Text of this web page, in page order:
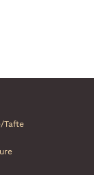
Tafte